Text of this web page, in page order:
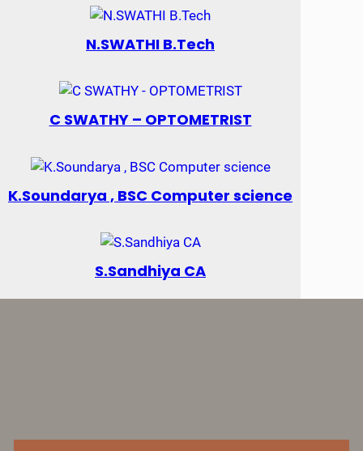
N.SWATHI B.Tech
C SWATHY – OPTOMETRIST
K.Soundarya , BSC Computer science
S.Sandhiya CA